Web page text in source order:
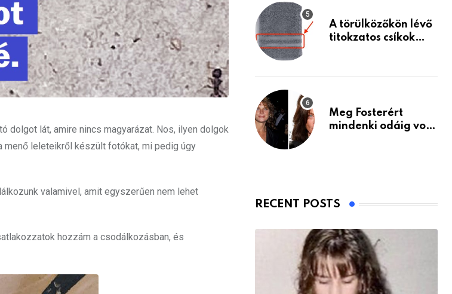
dolgot lát, amire nincs magyarázat. Nos, ilyen dolgok
menő leleteikről készült fotókat, mi pedig úgy
valamivel, amit egyszerűen nem lehet
hozzám a csodálkozásban, és
A törülközőkön lévő
titokzatos csíkok
Meg Fosterért
mindenki odáig volt
RECENT POSTS